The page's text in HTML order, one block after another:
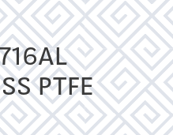
PTFE